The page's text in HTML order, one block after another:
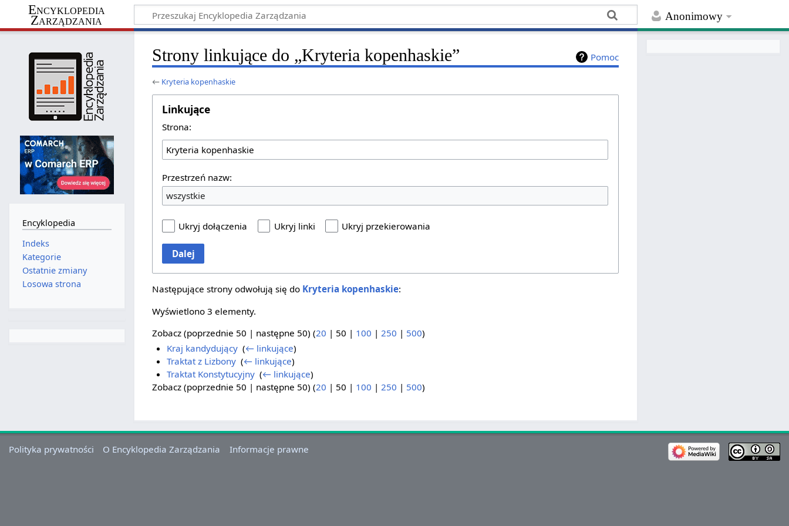
Anonimowy
Encyklopedia
Zarządzania
Pomoc
Strony linkujące do „Kryteria kopenhaskie”
← Kryteria kopenhaskie
Linkujące
Strona:
Przestrzeń nazw:
wszystkie
Ukryj dołączenia Ukryj linki Ukryj przekierowania
Dalej
Następujące strony odwołują się do Kryteria kopenhaskie:
Wyświetlono 3 elementy.
Zobacz (poprzednie 50 | następne 50) (20 | 50 | 100 | 250 | 500)
Kraj kandydujący‎ (← linkujące)
Traktat z Lizbony‎ (← linkujące)
Traktat Konstytucyjny‎ (← linkujące)
Zobacz (poprzednie 50 | następne 50) (20 | 50 | 100 |250 | 500)
Encyklopedia
Indeks
Kategorie
Ostatnie zmiany
Losowa strona
Polityka prywatności O Encyklopedia Zarządzania Informacje prawne